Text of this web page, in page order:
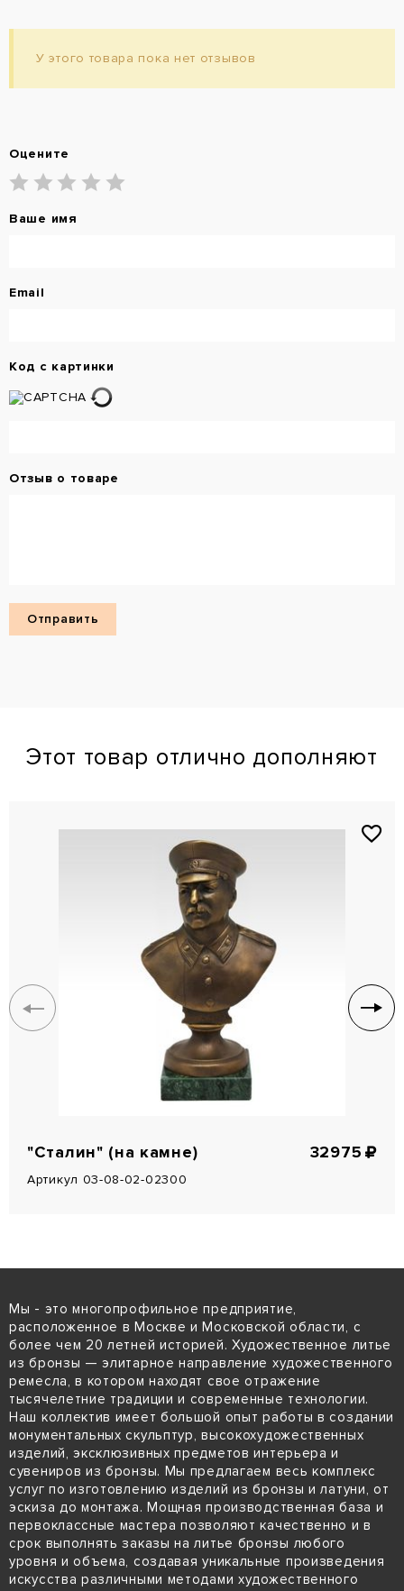
У этого товара пока нет отзывов
Оцените
Ваше имя
Email
Код с картинки
Отзыв о товаре
Этот товар отлично дополняют
"Сталин" (на камне)
Артикул 03-08-02-02300
32975
Мы - это многопрофильное предприятие,
расположенное в Москве и Московской области, с
более чем 20 летней историей. Художественное литье
из бронзы — элитарное направление художественного
ремесла, в котором находят свое отражение
тысячелетние традиции и современные технологии.
Наш коллектив имеет большой опыт работы в создании
монументальных скульптур, высокохудожественных
изделий, эксклюзивных предметов интерьера и
сувениров из бронзы. Мы предлагаем весь комплекс
услуг по изготовлению изделий из бронзы и латуни, от
эскиза до монтажа. Мощная производственная база и
первоклассные мастера позволяют качественно и в
срок выполнять заказы на литье бронзы любого
уровня и объема, создавая уникальные произведения
искусства различными методами художественного